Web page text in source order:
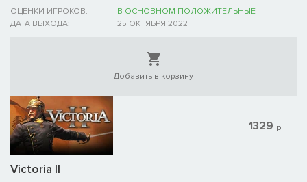
ОЦЕНКИ ИГРОКОВ:
В ОСНОВНОМ ПОЛОЖИТЕЛЬНЫЕ
ДАТА ВЫХОДА:
25 ОКТЯБРЯ 2022
Добавить в корзину
Victoria II
1329 р